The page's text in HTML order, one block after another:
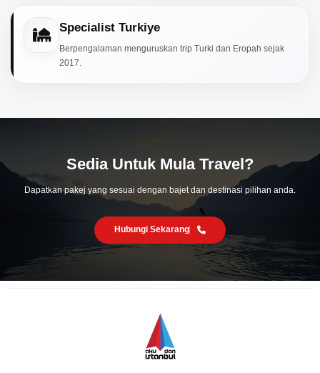
Specialist Turkiye
Berpengalaman menguruskan trip Turki dan Eropah sejak
2017.
Sedia Untuk Mula Travel?
Dapatkan pakej yang sesuai dengan bajet dan destinasi pilihan anda.
Hubungi Sekarang